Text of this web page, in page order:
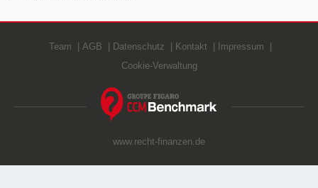
Team AGB Datenschutz Kontakt
Impressum
Cookie-Verwaltung
www.recht-finanzen.de